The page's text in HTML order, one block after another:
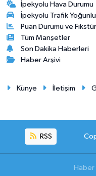
İpekyolu Hava Durumu
İpekyolu Trafik
Puan Durumu ve Fikstür
Tüm Manşetler
Son Dakika Haberleri
Haber Arşivi
Künye İletişim
RSS
Haber